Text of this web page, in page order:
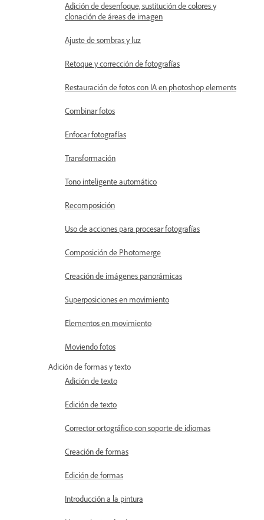
Adición de desenfoque, sustitución de colores y
clonación de áreas de imagen
Ajuste de sombras y luz
Retoque y corrección de fotografías
Restauración de fotos con IA en photoshop elements
Combinar fotos
Enfocar fotografías
Transformación
Tono inteligente automático
Recomposición
Uso de acciones para procesar fotografías
Composición de Photomerge
Creación de imágenes panorámicas
Superposiciones en movimiento
Elementos en movimiento
Moviendo fotos
Adición de formas y texto
Adición de texto
Edición de texto
Corrector ortográfico con soporte de idiomas
Creación de formas
Edición de formas
Introducción a la pintura